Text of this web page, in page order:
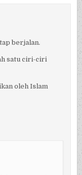
berjalan.
satu ciri-ciri
oleh Islam